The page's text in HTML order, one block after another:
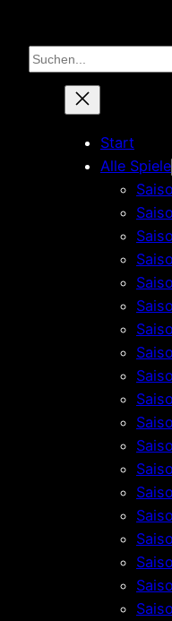
Inhalt
springen
Suchen
Start
Alle Spiele